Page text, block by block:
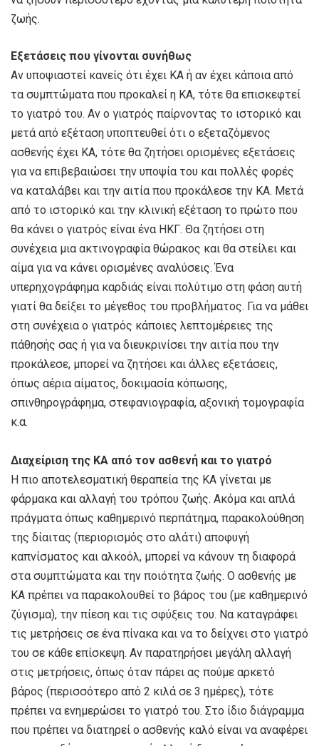
ζωής.
Εξετάσεις που γίνονται συνήθως
Αν υποψιαστεί κανείς ότι έχει ΚΑ ή αν έχει κάποια από
τα συμπτώματα που προκαλεί η ΚΑ, τότε θα επισκεφτεί
το γιατρό του. Αν ο γιατρός παίρνοντας το ιστορικό και
μετά από εξέταση υποπτευθεί ότι ο εξεταζόμενος
ασθενής έχει ΚΑ, τότε θα ζητήσει ορισμένες εξετάσεις
για να επιβεβαιώσει την υποψία του και πολλές φορές
να καταλάβει και την αιτία που προκάλεσε την ΚΑ. Μετά
από το ιστορικό και την κλινική εξέταση το πρώτο που
θα κάνει ο γιατρός είναι ένα ΗΚΓ. Θα ζητήσει στη
συνέχεια μια ακτινογραφία θώρακος και θα στείλει και
αίμα για να κάνει ορισμένες αναλύσεις. Ένα
υπερηχογράφημα καρδιάς είναι πολύτιμο στη φάση αυτή
γιατί θα δείξει το μέγεθος του προβλήματος. Για να μάθει
στη συνέχεια ο γιατρός κάποιες λεπτομέρειες της
πάθησής σας ή για να διευκρινίσει την αιτία που την
προκάλεσε, μπορεί να ζητήσει και άλλες εξετάσεις,
όπως αέρια αίματος, δοκιμασία κόπωσης,
σπινθηρογράφημα, στεφανιογραφία, αξονική τομογραφία
κ.α.
Διαχείριση της ΚΑ από τον ασθενή και το γιατρό
Η πιο αποτελεσματική θεραπεία της ΚΑ γίνεται με
φάρμακα και αλλαγή του τρόπου ζωής. Ακόμα και απλά
πράγματα όπως καθημερινό περπάτημα, παρακολούθηση
της δίαιτας (περιορισμός στο αλάτι) αποφυγή
καπνίσματος και αλκοόλ, μπορεί να κάνουν τη διαφορά
στα συμπτώματα και την ποιότητα ζωής. Ο ασθενής με
ΚΑ πρέπει να παρακολουθεί το βάρος του (με καθημερινό
ζύγισμα), την πίεση και τις σφύξεις του. Να καταγράφει
τις μετρήσεις σε ένα πίνακα και να το δείχνει στο γιατρό
του σε κάθε επίσκεψη. Αν παρατηρήσει μεγάλη αλλαγή
στις μετρήσεις, όπως όταν πάρει ας πούμε αρκετό
βάρος (περισσότερο από 2 κιλά σε 3 ημέρες), τότε
πρέπει να ενημερώσει το γιατρό του. Στο ίδιο διάγραμμα
που πρέπει να διατηρεί ο ασθενής καλό είναι να αναφέρει